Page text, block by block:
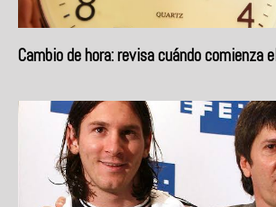
Cambio de hora: revisa cuándo comienza